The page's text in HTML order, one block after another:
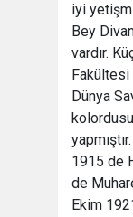
iyi
Bey
vardır.
Fakültesi
Dünya
1915 de
de
Ekim